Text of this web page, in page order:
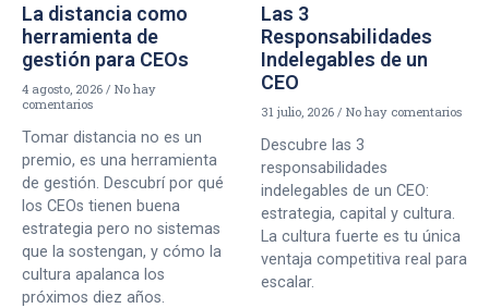
La distancia como
herramienta de
gestión para CEOs
4 agosto, 2026
No hay
comentarios
Tomar distancia no es un
premio, es una herramienta
de gestión. Descubrí por qué
los CEOs tienen buena
estrategia pero no sistemas
que la sostengan, y cómo la
cultura apalanca los
próximos diez años.
Las 3
Responsabilidades
Indelegables de un
CEO
31 julio, 2026 No hay comentarios
Descubre las 3
responsabilidades
indelegables de un CEO:
estrategia, capital y cultura.
La cultura fuerte es tu única
ventaja competitiva real para
escalar.